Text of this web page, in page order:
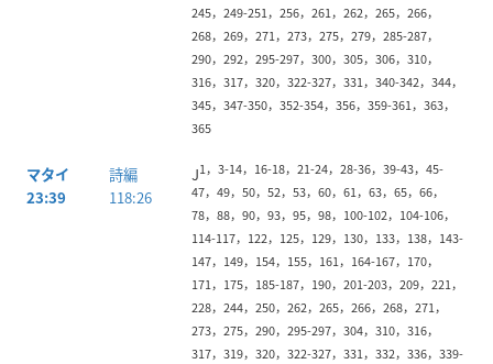
245，249-251，256，261，262，265，266，
268，269，271，273，275，279，285-287，
290，292，295-297，300，305，306，310，
316，317，320，322-327，331，340-342，344，
345，347-350，352-354，356，359-361，363，
365
マタイ
23:39
詩編
118:26
J1，3-14，16-18，21-24，28-36，39-43，45-
47，49，50，52，53，60，61，63，65，66，
78，88，90，93，95，98，100-102，104-106，
114-117，122，125，129，130，133，138，143-
147，149，154，155，161，164-167，170，
171，175，185-187，190，201-203，209，221，
228，244，250，262，265，266，268，271，
273，275，290，295-297，304，310，316，
317，319，320，322-327，331，332，336，339-